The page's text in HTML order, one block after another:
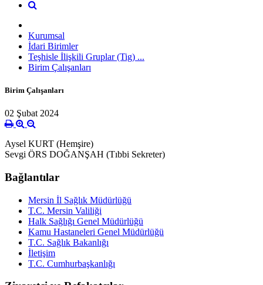
Kurumsal
İdari Birimler
Teşhisle İlişkili Gruplar (Tig) ...
Birim Çalışanları
Birim Çalışanları
02 Şubat 2024
Aysel KURT (Hemşire)
Sevgi ÖRS DOĞANŞAH (Tıbbi Sekreter)
Bağlantılar
Mersin İl Sağlık Müdürlüğü
T.C. Mersin Valiliği
Halk Sağlığı Genel Müdürlüğü
Kamu Hastaneleri Genel Müdürlüğü
T.C. Sağlık Bakanlığı
İletişim
T.C. Cumhurbaşkanlığı